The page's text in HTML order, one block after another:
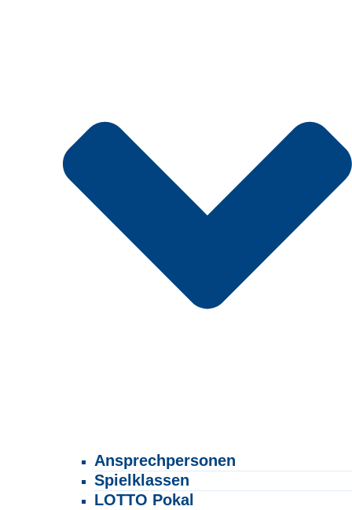
Ansprechpersonen
Spielklassen
LOTTO Pokal